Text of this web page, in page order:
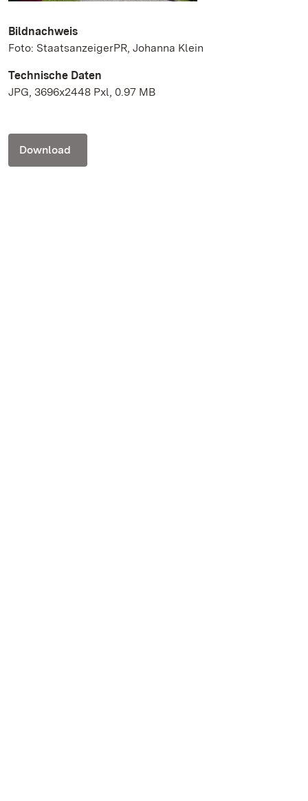
Bildnachweis
Foto: StaatsanzeigerPR, Johanna Klein
Technische Daten
JPG, 3696x2448 Pxl, 0.97 MB
Download